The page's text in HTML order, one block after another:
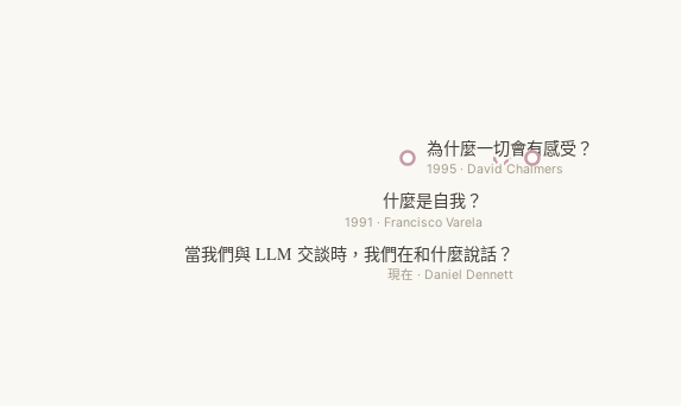
什麼是自我？
1991 · Francisco Varela
為什麼一切會有感受？
1995 · David Chalmers
當我們與 LLM 交談時，我們在和什麼說話？
現在 · Daniel Dennett